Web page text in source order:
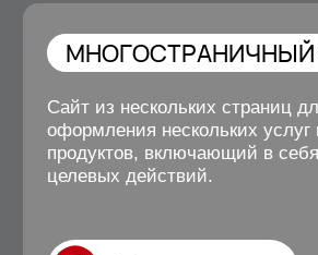
Отзывы наших
клиентов